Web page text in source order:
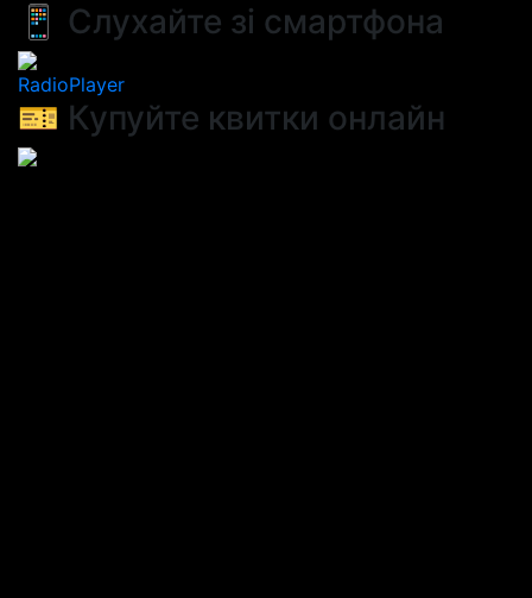
📱 Слухайте зі смартфона
RadioPlayer
🎫 Купуйте квитки онлайн